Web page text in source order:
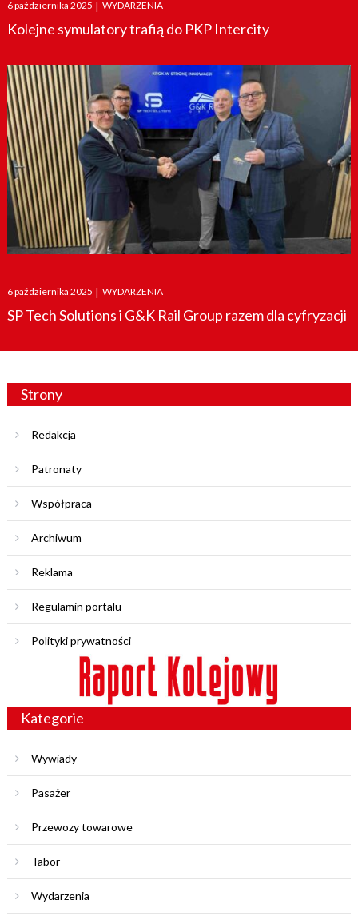
on
6 października 2025 | WYDARZENIA
Kolejne symulatory trafią do PKP Intercity
Posted
on
6 października 2025 | WYDARZENIA
SP Tech Solutions i G&K Rail Group razem dla cyfryzacji
Strony
Redakcja
Patronaty
Współpraca
Archiwum
Reklama
Regulamin portalu
Polityki prywatności
Kategorie
Wywiady
Pasażer
Przewozy towarowe
Tabor
Wydarzenia